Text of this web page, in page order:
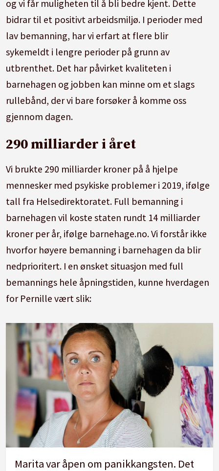
og vi får muligheten til å bli bedre kjent. Dette
bidrar til et positivt arbeidsmiljø. I perioder med
lav bemanning, har vi erfart at flere blir
sykemeldt i lengre perioder på grunn av
utbrenthet. Det har påvirket kvaliteten i
barnehagen og jobben kan minne om et slags
rullebånd, der vi bare forsøker å komme oss
gjennom dagen.
290 milliarder i året
Vi brukte 290 milliarder kroner på å hjelpe
mennesker med psykiske problemer i 2019, ifølge
tall fra Helsedirektoratet. Full bemanning i
barnehagen vil koste staten rundt 14 milliarder
kroner per år, ifølge barnehage.no. Vi forstår ikke
hvorfor høyere bemanning i barnehagen da blir
nedprioritert. I en ønsket situasjon med full
bemannings hele åpningstiden, kunne hverdagen
for Pernille vært slik:
Marita var åpen om panikkangsten. Det